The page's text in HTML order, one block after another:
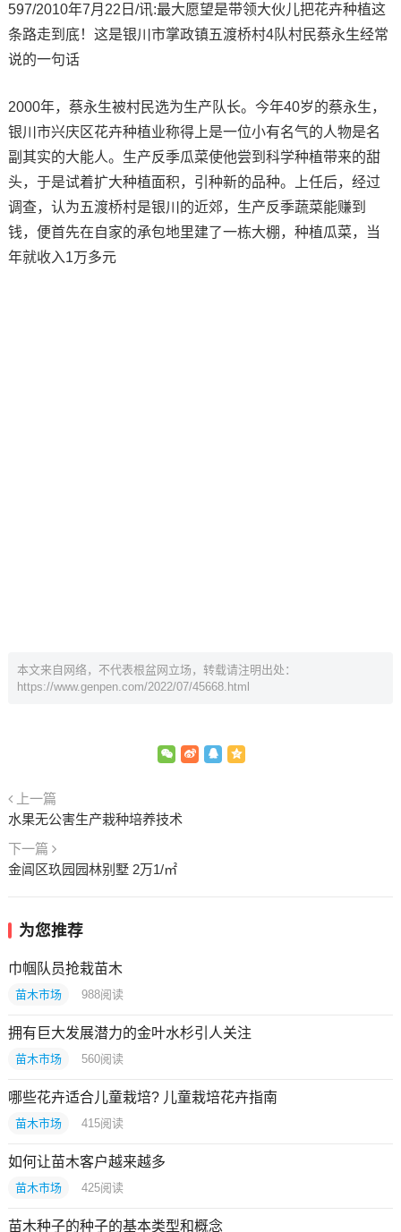
597/2010年7月22日/讯:最大愿望是带领大伙儿把花卉种植这
条路走到底！这是银川市掌政镇五渡桥村4队村民蔡永生经常
说的一句话
2000年，蔡永生被村民选为生产队长。今年40岁的蔡永生，
银川市兴庆区花卉种植业称得上是一位小有名气的人物是名
副其实的大能人。生产反季瓜菜使他尝到科学种植带来的甜
头，于是试着扩大种植面积，引种新的品种。上任后，经过
调查，认为五渡桥村是银川的近郊，生产反季蔬菜能赚到
钱，便首先在自家的承包地里建了一栋大棚，种植瓜菜，当
年就收入1万多元
本文来自网络，不代表根盆网立场，转载请注明出处：
https://www.genpen.com/2022/07/45668.html
上一篇
水果无公害生产栽种培养技术
下一篇
金阊区玖园园林别墅 2万1/㎡
为您推荐
巾帼队员抢栽苗木
苗木市场 988阅读
拥有巨大发展潜力的金叶水杉引人关注
苗木市场 560阅读
哪些花卉适合儿童栽培? 儿童栽培花卉指南
苗木市场 415阅读
如何让苗木客户越来越多
苗木市场 425阅读
苗木种子的种子的基本类型和概念